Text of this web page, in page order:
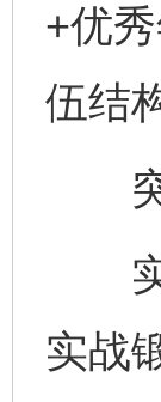
+优
伍结
突
实
实战